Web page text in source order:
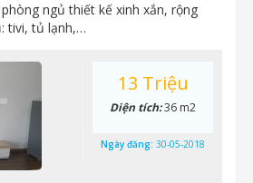
ngủ thiết kế xinh xắn, rộng
tivi, tủ lạnh,…
13 Triệu
Diện tích:36 m2
Ngày đăng: 30-05-2018